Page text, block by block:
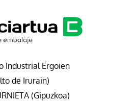
Industrial Ergoien
de Irurain)
(Gipuzkoa)